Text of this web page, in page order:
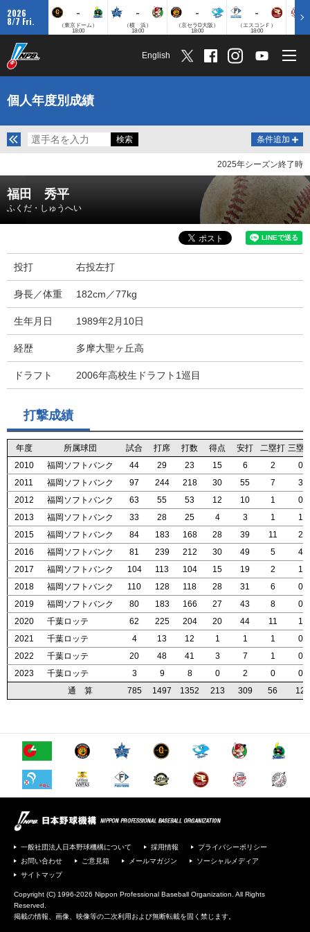
2026
8/7 Fri.
-
（東京ドーム）
18:00
-
（横 浜）
18:00
-
（京セラD大阪）
18:00
-
（エスコンＦ）
18:00
English
個人年度別成績
条件追加
2025年シーズン終了時
福田 秀平
ふくだ・しゅうへい
投打 右投左打
身長／体重 182cm／77kg
生年月日 1989年2月10日
経歴 多摩大聖ヶ丘高
ドラフト 2006年高校生ドラフト1巡目
打撃成績
年度 所属球団 試合 打席 打数 得点 安打 二塁打 三塁
2010
福岡ソフトバンク 44 29 23 15 6 2
0
2011
福岡ソフトバンク 97 244 218 30 55 7
3
2012
福岡ソフトバンク 63 55 53 12 10 1
0
2013
福岡ソフトバンク 33 28 25 4 3 1
1
2015
福岡ソフトバンク 84 183 168 28 39 11
2
2016
福岡ソフトバンク 81 239 212 30 49 5
4
2017
福岡ソフトバンク 104 113 104 15 19 2
1
2018
福岡ソフトバンク 110 128 118 28 31 6
0
2019
福岡ソフトバンク 80 183 166 27 43 8
0
2020
千葉ロッテ 62 225 204 20 44 11
1
2021
千葉ロッテ 4 13 12 1 1 1
0
2022
千葉ロッテ 20 48 41 3 7 1
0
2023
千葉ロッテ 3 9 8 0 2 0
0
通 算
785 1497 1352 213 309 56 12
年度 所属球団 試合 打席 打数 得点 安打 二塁打 三塁
2010
福岡ソフトバンク 44 29 23 15 6 2
0
2011
福岡ソフトバンク 97 244 218 30 55 7
3
2012
福岡ソフトバンク 63 55 53 12 10 1
0
2013
福岡ソフトバンク 33 28 25 4 3 1
1
2015
福岡ソフトバンク 84 183 168 28 39 11
2
2016
福岡ソフトバンク 81 239 212 30 49 5
4
2017
福岡ソフトバンク 104 113 104 15 19 2
1
2018
福岡ソフトバンク 110 128 118 28 31 6
0
2019
福岡ソフトバンク 80 183 166 27 43 8
0
2020
千葉ロッテ 62 225 204 20 44 11
1
2021
千葉ロッテ 4 13 12 1 1 1
0
2022
千葉ロッテ 20 48 41 3 7 1
0
2023
千葉ロッテ 3 9 8 0 2 0
0
通 算
785 1497 1352 213 309 56 12
年度 所属球団 試合 打席 打数 得点 安打 二塁打 三塁
2010
福岡ソフトバンク 44 29 23 15 6 2
0
2011
福岡ソフトバンク 97 244 218 30 55 7
3
2012
福岡ソフトバンク 63 55 53 12 10 1
0
2013
福岡ソフトバンク 33 28 25 4 3 1
1
2015
福岡ソフトバンク 84 183 168 28 39 11
2
2016
福岡ソフトバンク 81 239 212 30 49 5
4
2017
福岡ソフトバンク 104 113 104 15 19 2
1
2018
福岡ソフトバンク 110 128 118 28 31 6
0
2019
福岡ソフトバンク 80 183 166 27 43 8
0
2020
千葉ロッテ 62 225 204 20 44 11
1
2021
千葉ロッテ 4 13 12 1 1 1
0
2022
千葉ロッテ 20 48 41 3 7 1
0
2023
千葉ロッテ 3 9 8 0 2 0
0
通 算
785 1497 1352 213 309 56 12
年度 所属球団 試合 打席 打数 得点 安打 二塁打 三塁
2010
福岡ソフトバンク 44 29 23 15 6 2
0
2011
福岡ソフトバンク 97 244 218 30 55 7
3
2012
福岡ソフトバンク 63 55 53 12 10 1
0
2013
福岡ソフトバンク 33 28 25 4 3 1
1
2015
福岡ソフトバンク 84 183 168 28 39 11
2
2016
福岡ソフトバンク 81 239 212 30 49 5
4
2017
福岡ソフトバンク 104 113 104 15 19 2
1
2018
福岡ソフトバンク 110 128 118 28 31 6
0
2019
福岡ソフトバンク 80 183 166 27 43 8
0
2020
千葉ロッテ 62 225 204 20 44 11
1
2021
千葉ロッテ 4 13 12 1 1 1
0
2022
千葉ロッテ 20 48 41 3 7 1
0
2023
千葉ロッテ 3 9 8 0 2 0
0
通 算
785 1497 1352 213 309 56 12
一般社団法人日本野球機構について 採用情報
プライバシーポリシー
お問い合わせ
ご意見箱 メールマガジン
ソーシャルメディア
サイトマップ
Copyright (C) 1996-2026 Nippon Professional Baseball Organization. All Rights
Reserved.
掲載の情報、画像、映像等の二次利用および無断転載を固く禁じます。